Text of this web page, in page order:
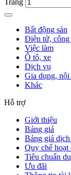
Trang
Bất động sản
Điện tử, công
Việc làm
Ô tô, xe
Dịch vụ
Gia dụng, nội
Khác
Hỗ trợ
Giới thiệu
Bảng giá
Bảng giá
Quy chế hoạt
Tiêu chuẩn
Ưu đãi